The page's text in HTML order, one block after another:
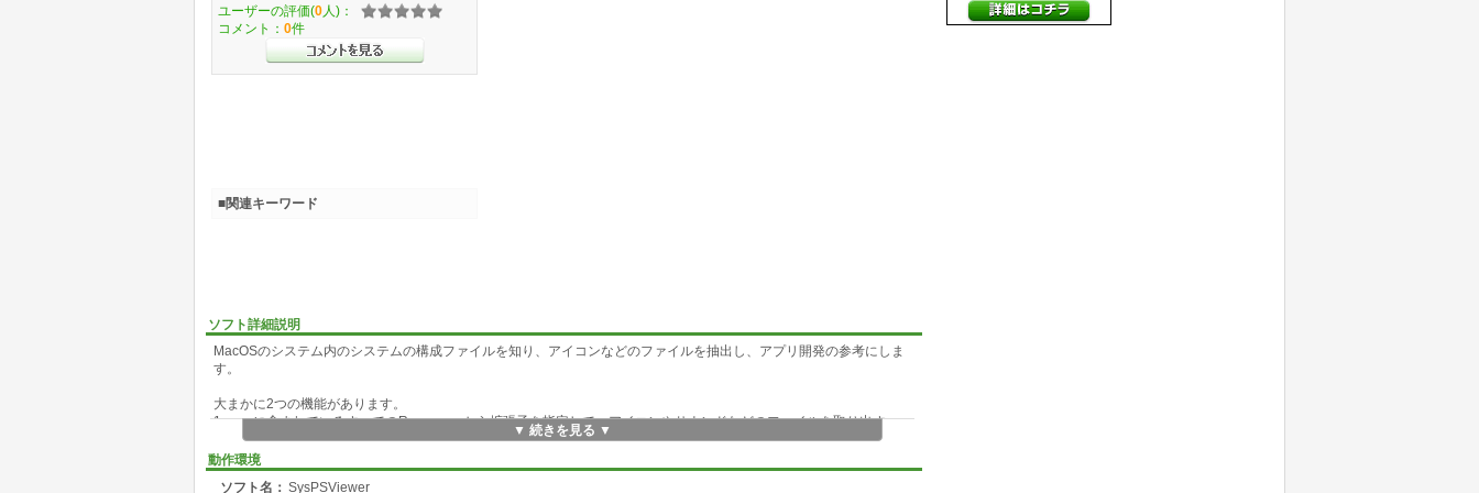
ソフト詳細説明
MacOSのシステム内のシステムの構成ファイルを知り、アイコンなどのファイルを抽出し、アプリ開発の参考にしま
す。
大まかに2つの機能があります。
1. macに含まれているすべてのResourcesから拡張子を指定して、アイコンやサウンドなどのファイルを取り出す。
2. ディスクトップ画像を閲覧選択、追加変更でき、システムサウンドを追加変更できます。
ファイルコピー機能はかなり強力で、M164bit, BigSurに対応し、Macプログラマーの必須アイテムになるはずです。Xoj
oで作成し、参考のためProjectファイルを添付しています。
▼ 続きを見る ▼
動作環境
ソフト名： SysPSViewer
ユーザーの評価(0 人)：
コメント： 0件
■関連キーワード